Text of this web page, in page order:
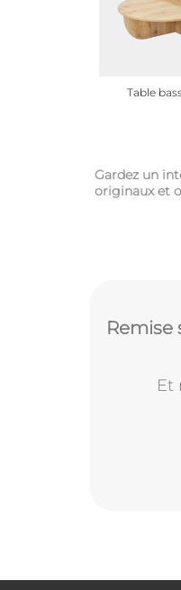
Table
Gardez un
originaux et
Remise
Et